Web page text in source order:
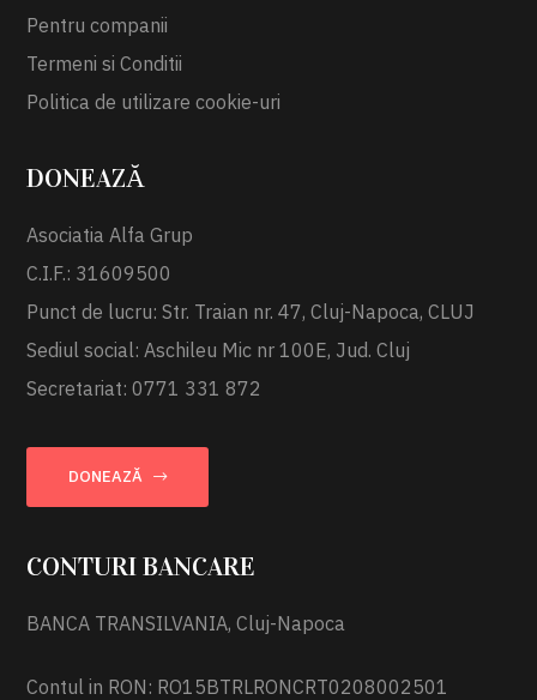
Pentru companii
Termeni si Conditii
Politica de utilizare cookie-uri
DONEAZĂ
Asociatia Alfa Grup
C.I.F.: 31609500
Punct de lucru: Str. Traian nr. 47, Cluj-Napoca, CLUJ
Sediul social: Aschileu Mic nr 100E, Jud. Cluj
Secretariat: 0771 331 872
DONEAZĂ
CONTURI BANCARE
BANCA TRANSILVANIA, Cluj-Napoca
Contul in RON: RO15BTRLRONCRT0208002501